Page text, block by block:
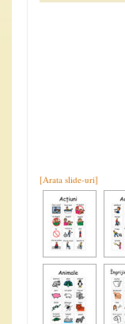
[Arata slide-uri]